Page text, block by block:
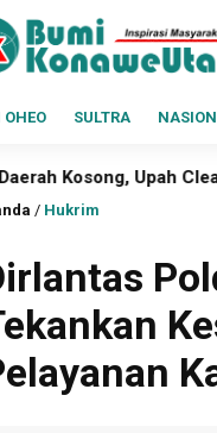
SULTRA
Service RSUD
/ Hukrim